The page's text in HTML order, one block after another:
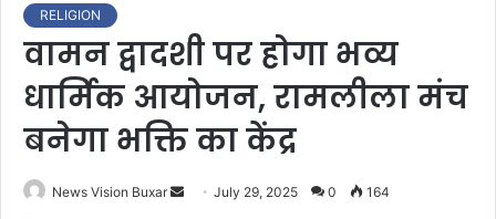
RELIGION
वामन द्वादशी पर होगा भव्य
धार्मिक आयोजन, रामलीला मंच
बनेगा भक्ति का केंद्र
News Vision Buxar July 29, 2025 0 164